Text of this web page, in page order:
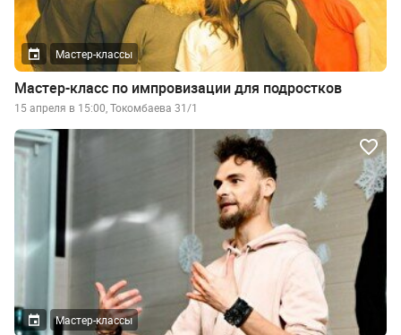
Мастер-классы
Мастер-класс по импровизации для подростков
15 апреля в 15:00, Токомбаева 31/1
Мастер-классы